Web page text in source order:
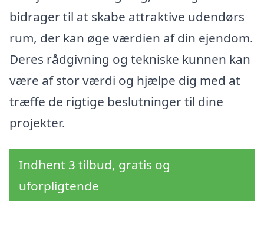
bidrager til at skabe attraktive udendørs
rum, der kan øge værdien af din ejendom.
Deres rådgivning og tekniske kunnen kan
være af stor værdi og hjælpe dig med at
træffe de rigtige beslutninger til dine
projekter.
Indhent 3 tilbud, gratis og
uforpligtende